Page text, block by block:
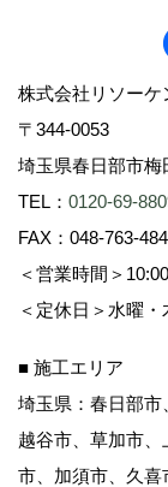
株式会社リソーケ
〒344-0053
埼玉県春日部市
TEL： 0120-69-
FAX：048-763-
＜営業時間＞
＜定休日＞水曜・
■ 施工エリア
埼玉県：春日部市
越谷市、草加市
市、加須市、久